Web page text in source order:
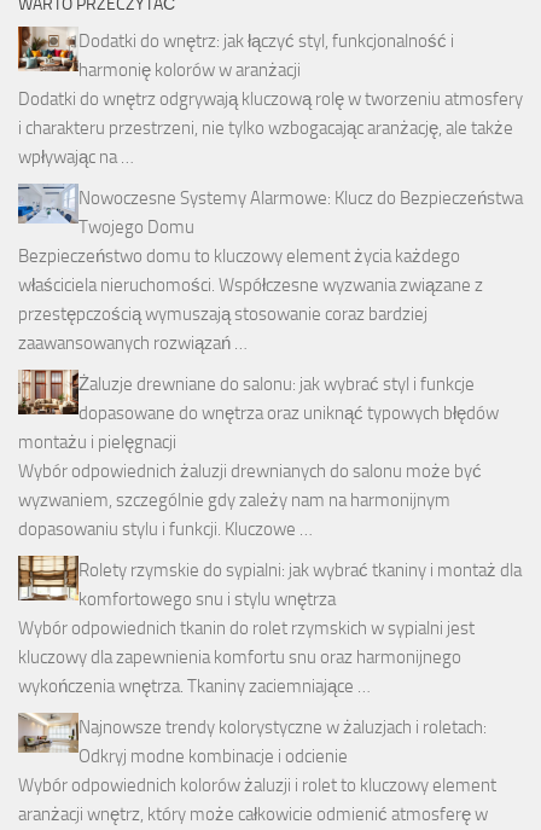
Dodatki do wnętrz: jak łączyć styl, funkcjonalność i
harmonię kolorów w aranżacji
Dodatki do wnętrz odgrywają kluczową rolę w tworzeniu atmosfery
i charakteru przestrzeni, nie tylko wzbogacając aranżację, ale także
wpływając na …
Nowoczesne Systemy Alarmowe: Klucz do Bezpieczeństwa
Twojego Domu
Bezpieczeństwo domu to kluczowy element życia każdego
właściciela nieruchomości. Współczesne wyzwania związane z
przestępczością wymuszają stosowanie coraz bardziej
zaawansowanych rozwiązań …
Żaluzje drewniane do salonu: jak wybrać styl i funkcje
dopasowane do wnętrza oraz uniknąć typowych błędów
montażu i pielęgnacji
Wybór odpowiednich żaluzji drewnianych do salonu może być
wyzwaniem, szczególnie gdy zależy nam na harmonijnym
dopasowaniu stylu i funkcji. Kluczowe …
Rolety rzymskie do sypialni: jak wybrać tkaniny i montaż dla
komfortowego snu i stylu wnętrza
Wybór odpowiednich tkanin do rolet rzymskich w sypialni jest
kluczowy dla zapewnienia komfortu snu oraz harmonijnego
wykończenia wnętrza. Tkaniny zaciemniające …
Najnowsze trendy kolorystyczne w żaluzjach i roletach:
Odkryj modne kombinacje i odcienie
Wybór odpowiednich kolorów żaluzji i rolet to kluczowy element
aranżacji wnętrz, który może całkowicie odmienić atmosferę w